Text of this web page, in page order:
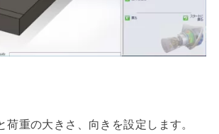
荷重の大きさ、向きを設定します。